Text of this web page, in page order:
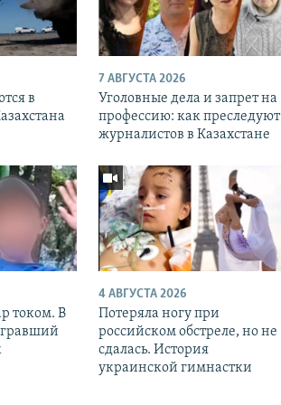
в
7 АВГУСТА 2026
Уголовные дела и запрет на
профессию: как преследуют
журналистов в Казахстане
током. В
4 АВГУСТА 2026
Потеряла ногу при
российском обстреле, но не
сдалась. История
украинской гимнастки